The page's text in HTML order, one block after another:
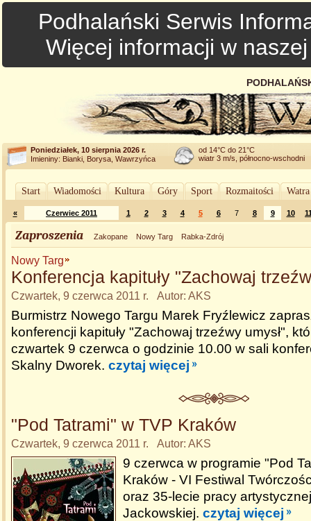
Podhalański Serwis
Więcej informacji w
Poniedziałek, 10 sierpnia 2026 r.
Imieniny: Bianki, Borysa, Wawrzyńca
od 14°C do 21°C
wiatr 3 m/s, północno-wschodni
Start Wiadomości Kultura Góry Sport Rozmaitości
« Czerwiec 2011 1 2 3 4 5 6 7 8 9 10
Zaproszenia Zakopane Nowy Targ Rabka-Zdrój
Nowy Targ
Konferencja kapituły "Zachowaj
Czwartek, 9 czerwca 2011 r. Autor: AKS
Burmistrz Nowego Targu Marek Fryźlewicz
konferencji kapituły "Zachowaj trzeźwy umysł",
czwartek 9 czerwca o godzinie 10.00 w sali
Skalny Dworek. czytaj więcej
"Pod Tatrami" w TVP Kraków
Czwartek, 9 czerwca 2011 r. Autor: AKS
9 czerwca w programie "Pod
Kraków - VI Festiwal
oraz 35-lecie pracy
Jackowskiej. czytaj więcej